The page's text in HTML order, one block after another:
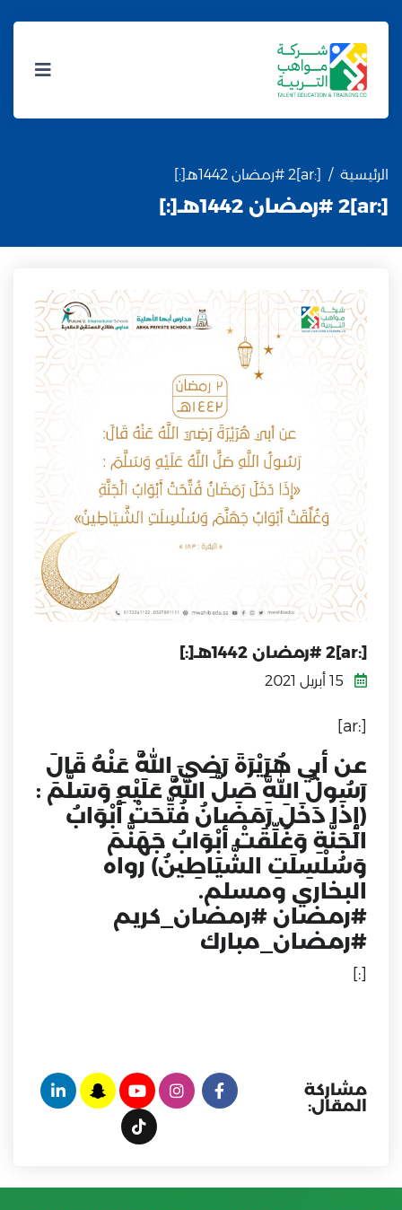
الرئيسية [:ar]2 #رمضان 1442هـ[:]
[:ar]2 #رمضان 1442هـ[:]
[:ar]2 #رمضان 1442هـ[:]
[:ar]
عن أبي هُرَيْرَةَ رَضِيَ اللَّهُ عَنْهُ قَالَ
رَسُولُ اللَّهِ صَلَّ اللَّهُ عَلَيْهِ وَسَلَّمَ :
(إِذَا دَخَلَ رَمَضَانُ فُتِّحَتْ أَبْوَابُ
الْجَنَّةِ وَغُلِّقَتْ أَبْوَابُ جَهَنَّمَ
وَسُلْسِلَتِ الشَّيَاطِينُ) رواه
البخاري ومسلم.
#رمضان #رمضان_كريم
#رمضان_مبارك
[:]
مشاركة
المقال: